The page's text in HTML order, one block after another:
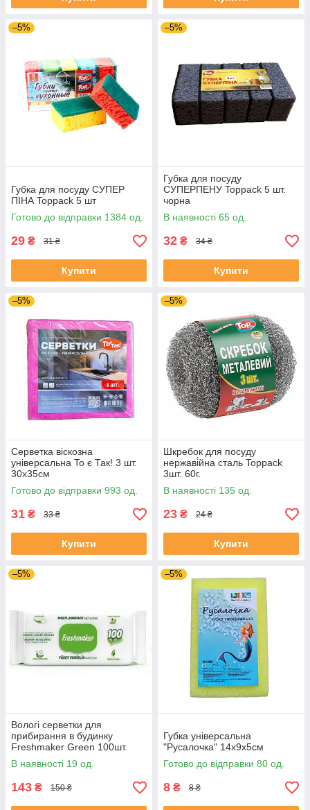
–5%
Губка для посуду СУПЕР
ПІНА Toppack 5 шт
Готово до відправки 1384 од.
29 ₴ 31 ₴
Купити
–5%
Губка для посуду
СУПЕРПЕНУ Toppack 5 шт.
чорна
В наявності 65 од.
32 ₴ 34 ₴
Купити
–5%
Серветка віскозна
універсальна To є Так! 3 шт.
30х35см
Готово до відправки 993 од.
31 ₴ 33 ₴
Купити
–5%
Шкребок для посуду
нержаві́йна сталь Toppack
3шт. 60г.
В наявності 135 од.
23 ₴ 24 ₴
Купити
–5%
Вологі серветки для
прибирання в будинку
Freshmaker Green 100шт.
В наявності 19 од.
143 ₴ 150 ₴
–5%
Губка універсальна
"Русалочка" 14х9х5см
Готово до відправки 80 од.
8 ₴ 8 ₴